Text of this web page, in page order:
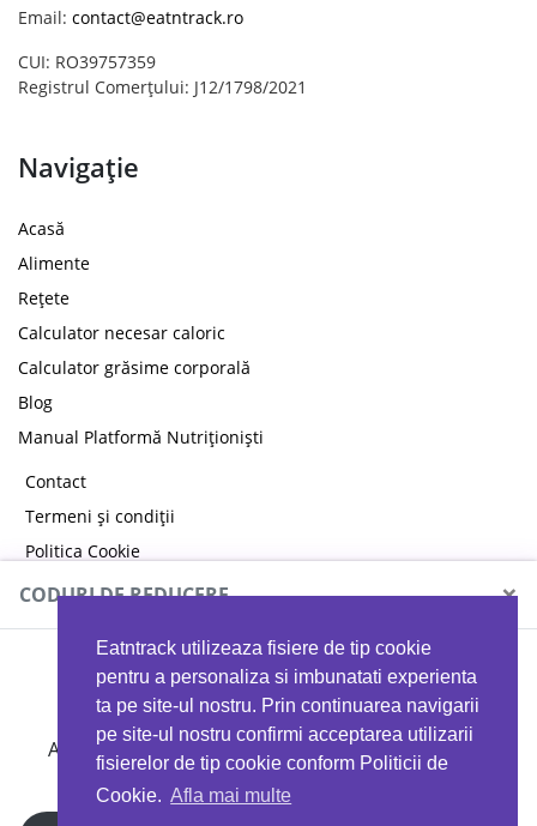
Eatntrack utilizeaza fisiere de tip cookie
pentru a personaliza si imbunatati experienta
ta pe site-ul nostru. Prin continuarea navigarii
pe site-ul nostru confirmi acceptarea utilizarii
fisierelor de tip cookie conform Politicii de
Cookie. Afla mai multe
Email: contact@eatntrack.ro
CUI: RO39757359
Registrul Comerțului: J12/1798/2021
Navigație
Acasă
Alimente
Rețete
Calculator necesar caloric
Calculator grăsime corporală
Blog
Manual Platformă Nutriționiști
Contact
Termeni și condiții
Politica Cookie
Politica de confidențialitate
CODURI DE REDUCERE ×
MYPROTEIN
Ai 40%reducere la orice comandă folosind codul
EATTRACK